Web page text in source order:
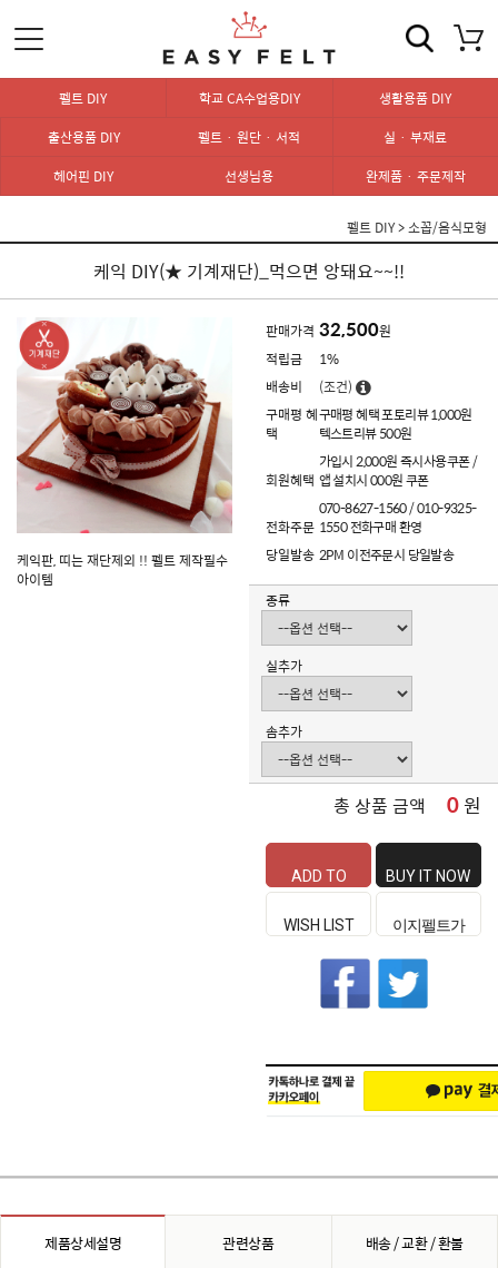
펠트 DIY 학교 CA수업용DIY
생활용품 DIY
출산용품 DIY
펠트 · 원단 · 서적
실 · 부재료
헤어핀 DIY
선생님용 완제품 · 주문제작
펠트 DIY>소꼽/음식모형
케익 DIY(★ 기계재단)_먹으면 앙돼요~~!!
케익판, 띠는 재단제외 !! 펠트 제작필수
아이템
판매가격 32,500원
적립금
1%
배송비
(조건)
구매평 혜
택
구매평 혜택 포토리뷰 1,000원
텍스트리뷰 500원
회원혜택
가입시 2,000원 즉시사용쿠폰 /
앱 설치시 000원 쿠폰
전화주문
070-8627-1560 / 010-9325-
1550 전화구매 환영
당일발송 2PM 이전주문시 당일발송
종류
실추가
솜추가
총 상품 금액 0원
ADD TO
CART
BUY IT NOW
WISH LIST 이지펠트가
좋은 이유
제품상세설명 관련상품 배송 / 교환 / 환불